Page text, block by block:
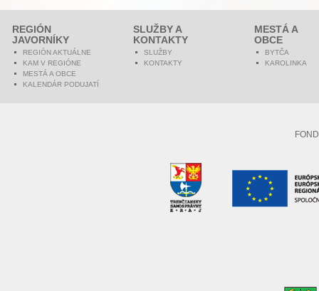
REGIÓN
JAVORNÍKY
REGIÓN AKTUÁLNE
KAM V REGIÓNE
MESTÁ A OBCE
KALENDÁR PODUJATÍ
SLUŽBY A
KONTAKTY
SLUŽBY
KONTAKTY
MESTÁ A
OBCE
BYTČA
KAROLINKA